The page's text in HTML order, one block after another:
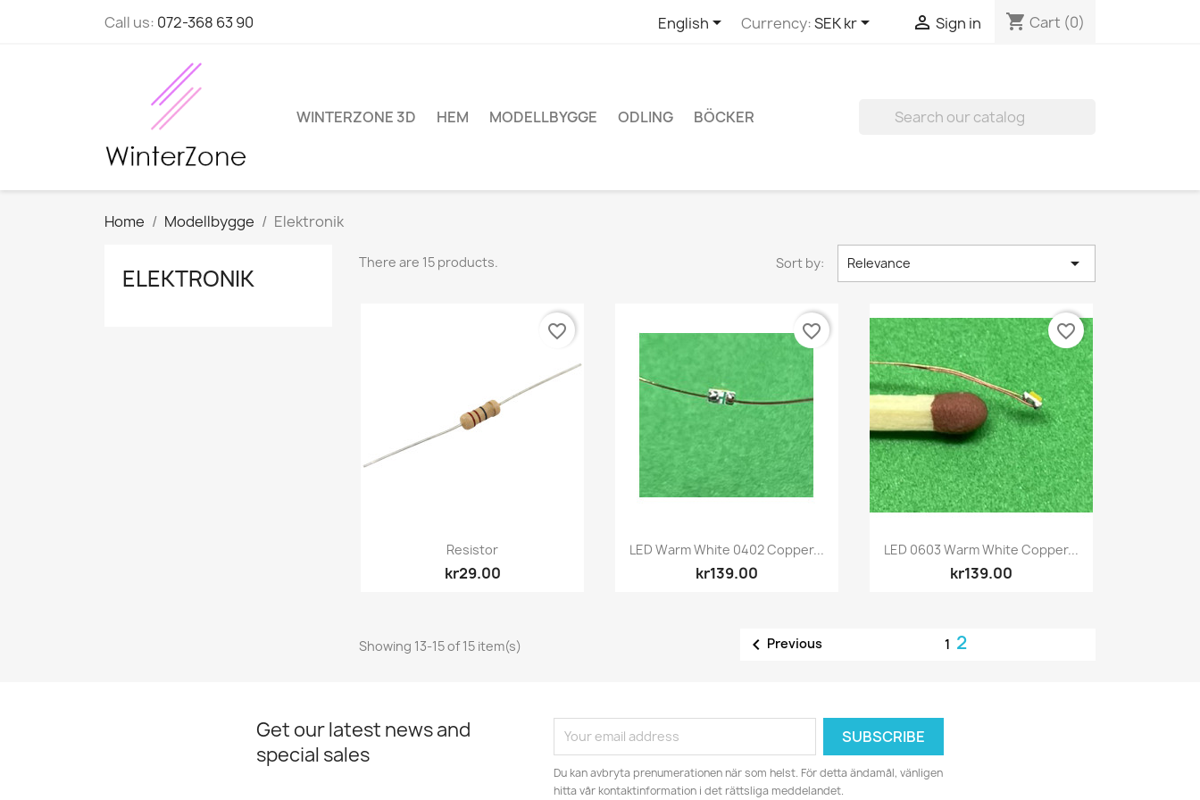
Call us: 072-368 63 90 English Currency:SEK kr  Sign in shopping_cart Cart (0)
WINTERZONE 3D HEM MODELLBYGGE ODLING BÖCKER
Home Modellbygge Elektronik
ELEKTRONIK
There are 15 products. Sort by: Relevance 
Quick view
Resistor
kr29.00
favorite_border
Quick view
LED Warm White 0402 Copper...
kr139.00
favorite_border
Quick view
LED 0603 Warm White Copper...
kr139.00
favorite_border
Showing 13-15 of 15 item(s)  Previous 1 2
Get our latest news and
special sales
Du kan avbryta prenumerationen när som helst. För detta ändamål, vänligen
hitta vår kontaktinformation i det rättsliga meddelandet.